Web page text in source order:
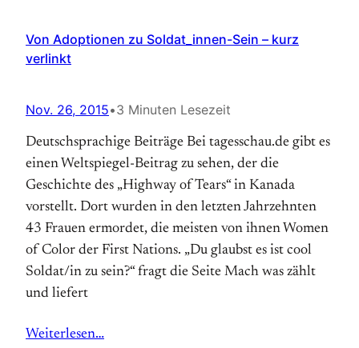
Von Adoptionen zu Soldat_innen-Sein – kurz
verlinkt
Nov. 26, 2015•3 Minuten Lesezeit
Deutschsprachige Beiträge Bei tagesschau.de gibt es
einen Weltspiegel-Beitrag zu sehen, der die
Geschichte des „Highway of Tears“ in Kanada
vorstellt. Dort wurden in den letzten Jahrzehnten
43 Frauen ermordet, die meisten von ihnen Women
of Color der First Nations. „Du glaubst es ist cool
Soldat/in zu sein?“ fragt die Seite Mach was zählt
und liefert
Weiterlesen…